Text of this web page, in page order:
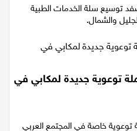
توسيع سلة الخدمات الطبية
توعوية جديدة لمكابي في